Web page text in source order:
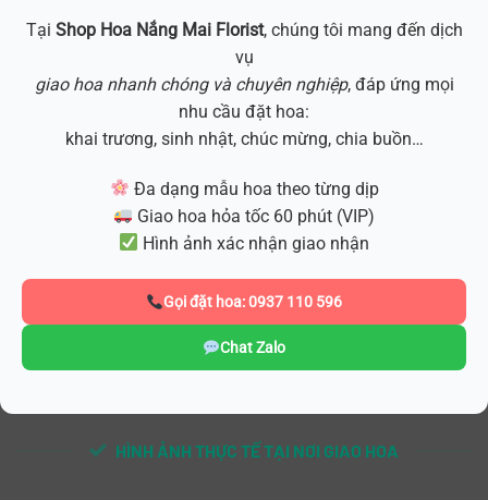
Tại Shop Hoa Nắng Mai Florist, chúng tôi mang đến dịch
vụ
giao hoa nhanh chóng và chuyên nghiệp, đáp ứng mọi
nhu cầu đặt hoa:
khai trương, sinh nhật, chúc mừng, chia buồn…
Đa dạng mẫu hoa theo từng dịp
Giao hoa hỏa tốc 60 phút (VIP)
Hình ảnh xác nhận giao nhận
Gọi đặt hoa: 0937 110 596
Chat Zalo
HÌNH ẢNH THỰC TẾ TẠI NƠI GIAO HOA